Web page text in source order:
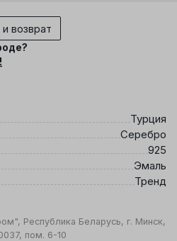
возврат
Турция
Серебро
925
Эмаль
Тренд
Республика Беларусь, г. Минск,
пом. 6-10